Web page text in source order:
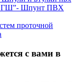
- Шпунт ПВХ
проточной
с вами в